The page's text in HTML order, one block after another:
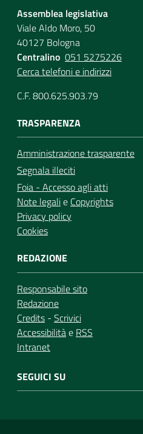
Assemblea legislativa
Viale Aldo Moro, 50
40127 Bologna
Centralino 051 5275226
Cerca telefoni e indirizzi
C.F. 800.625.903.79
TRASPARENZA
Amministrazione trasparente
Segnala illeciti
Foia - Accesso agli atti
Note legalie Copyrights
Privacy policy
Cookies
REDAZIONE
Responsabile sito
Redazione
Credits - Scrivici
Accessibilitàe RSS
Intranet
SEGUICI SU